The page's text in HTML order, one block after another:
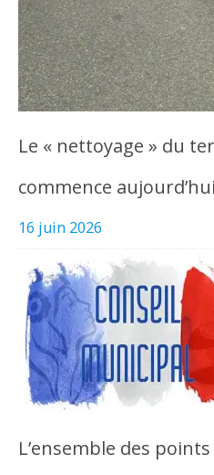
Le « nettoyage » du
commence
16 juin 2026
L’ensemble des